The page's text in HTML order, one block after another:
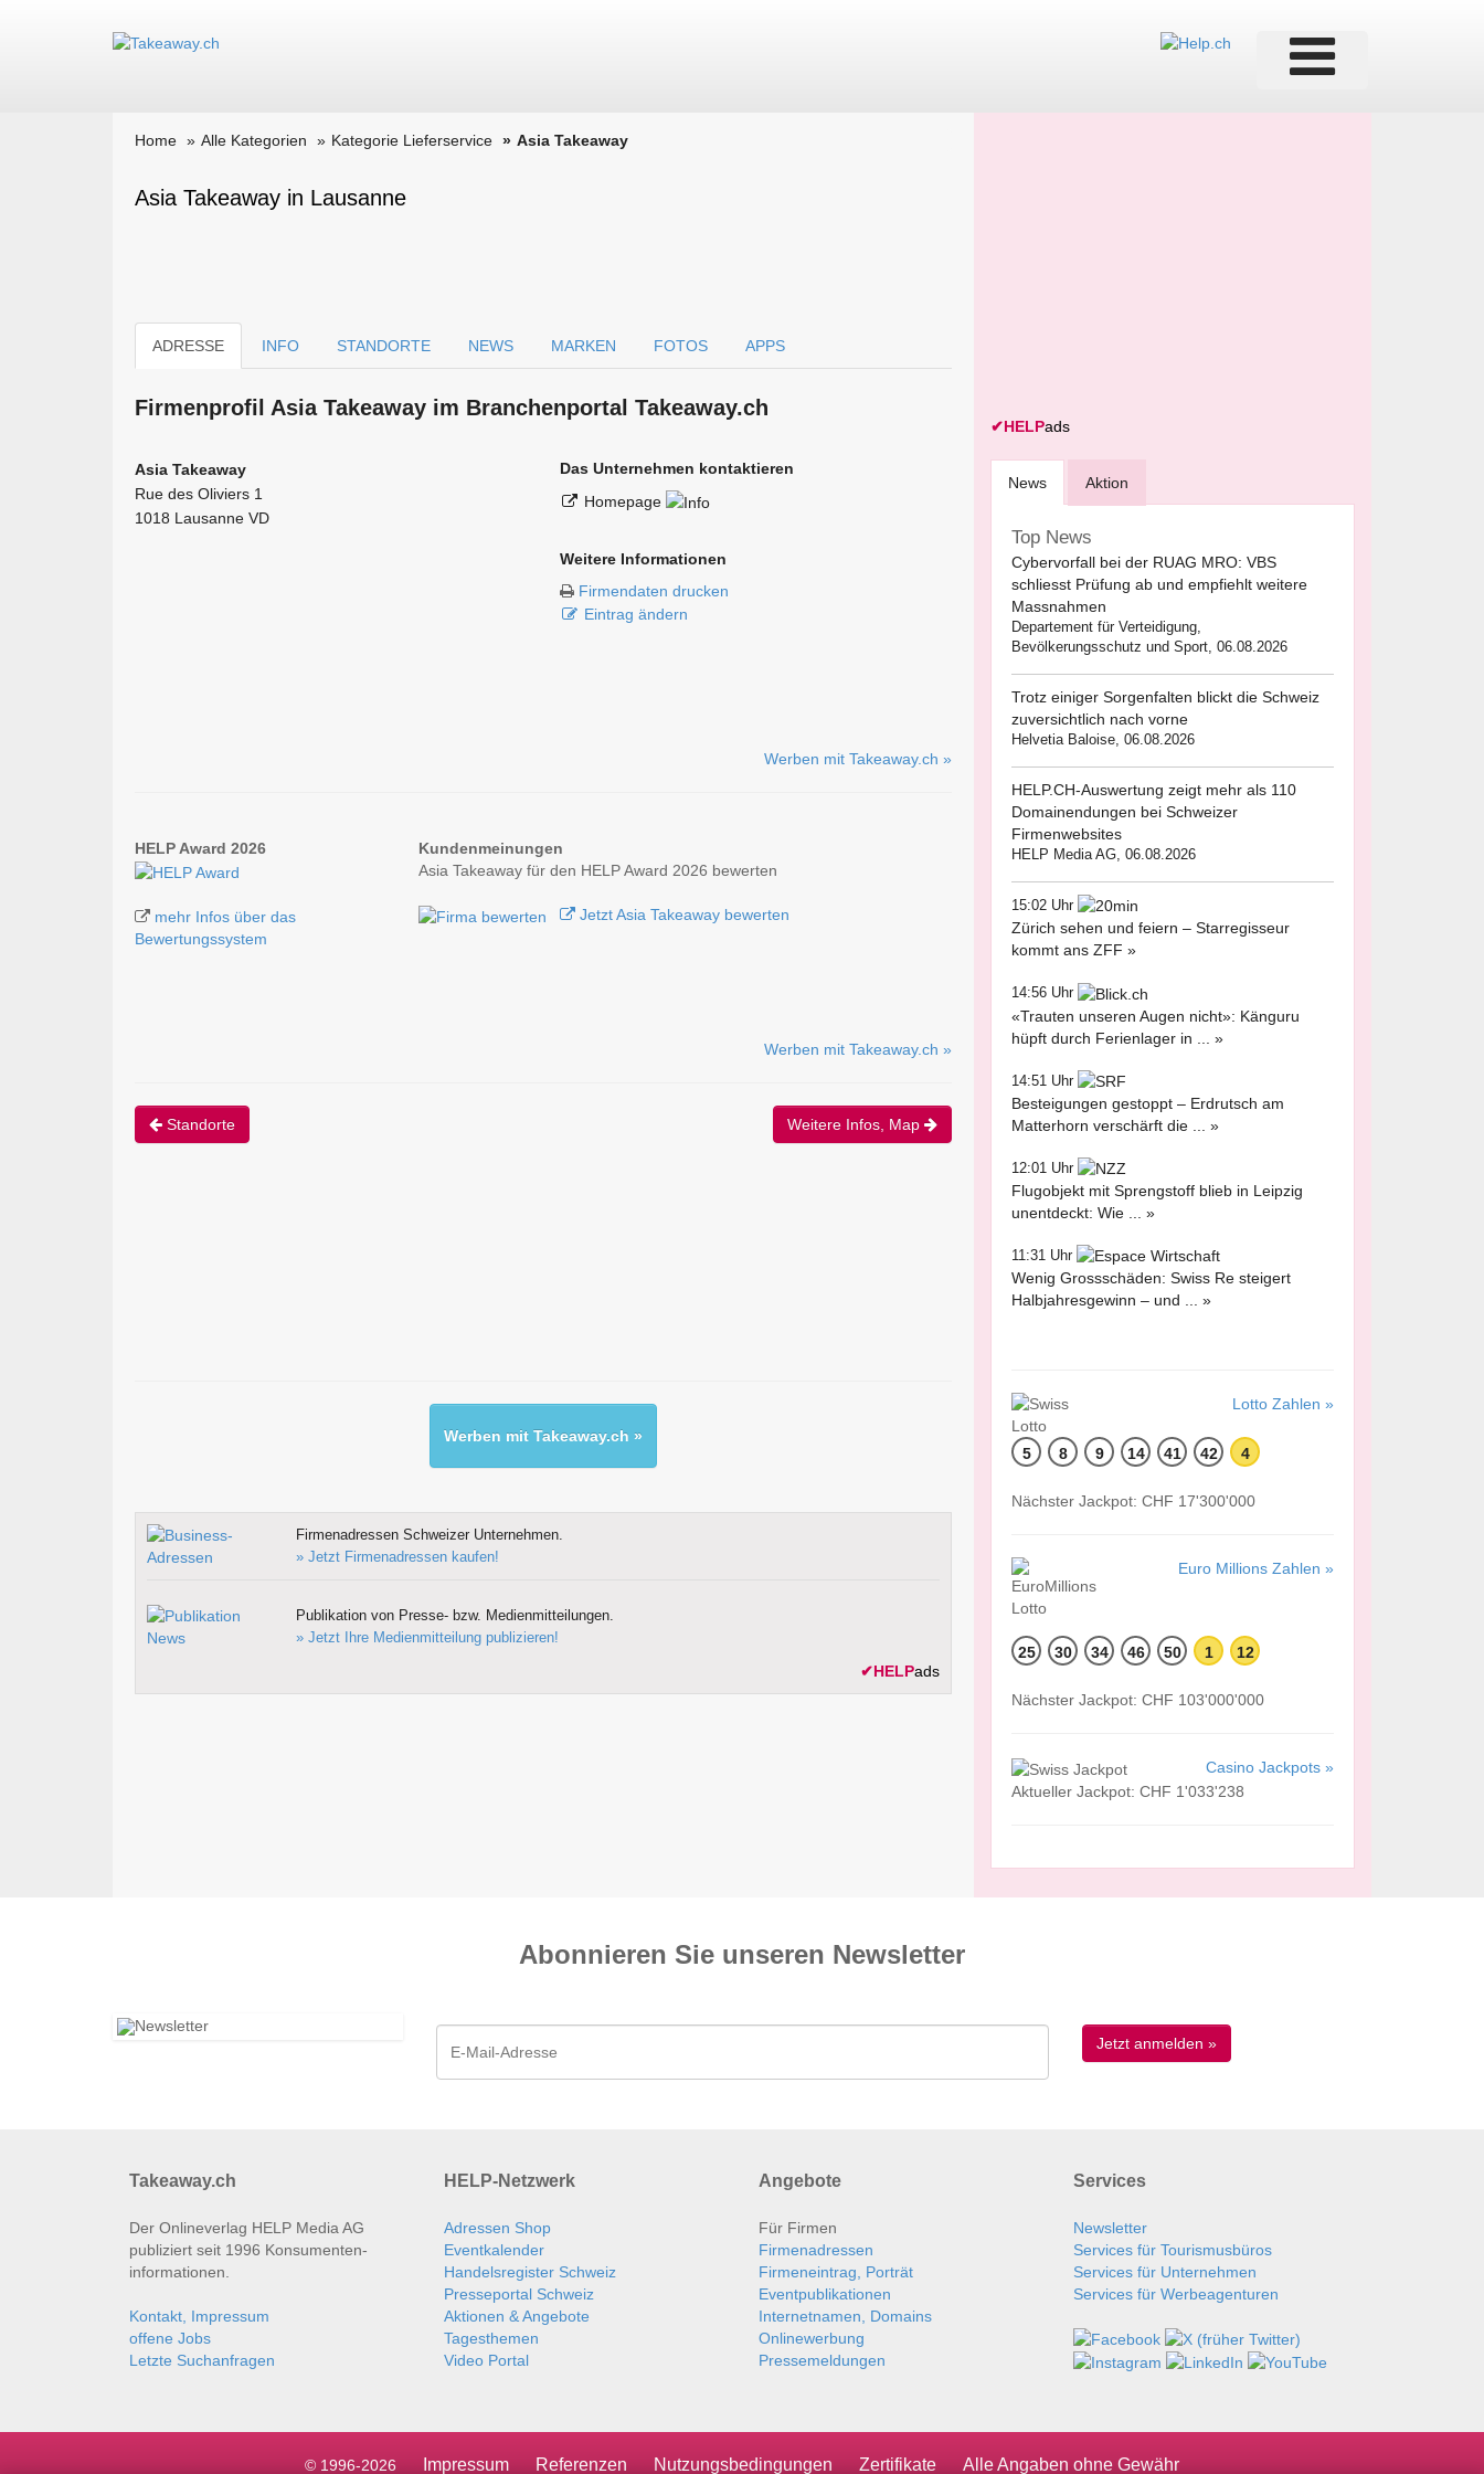
Home Alle Kategorien Kategorie Lieferservice Asia Takeaway
Asia Takeaway in Lausanne
ADRESSE INFO STANDORTE NEWS MARKEN FOTOS APPS
Firmen­profil Asia Takeaway im Branchen­portal Takeaway.ch
Asia Takeaway
Rue des Oliviers 1
1018 Lausanne VD
Das Unternehmen kontaktieren
Homepage
Weitere Informationen
Firmendaten drucken
Eintrag ändern
Werben mit Takeaway.ch »
HELP Award 2026
mehr Infos über das
Bewertungssystem
Kundenmeinungen
Asia Takeaway für den HELP Award 2026 bewerten
Jetzt Asia Takeaway bewerten
Werben mit Takeaway.ch »
Standorte Weitere Infos, Map
Werben mit Takeaway.ch »
Firmenadressen Schweizer Unternehmen.
» Jetzt Firmenadressen kaufen!
Publikation von Presse- bzw. Medienmitteilungen.
» Jetzt Ihre Medienmitteilung publizieren!
✔HELPads
✔HELPads
News Aktion
Top News
Cybervorfall bei der RUAG MRO: VBS
schliesst Prüfung ab und empfiehlt weitere
Massnahmen
Departement für Verteidigung,
Bevölkerungsschutz und Sport, 06.08.2026
Trotz einiger Sorgenfalten blickt die Schweiz
zuversichtlich nach vorne
Helvetia Baloise, 06.08.2026
HELP.CH-Auswertung zeigt mehr als 110
Domainendungen bei Schweizer
Firmenwebsites
HELP Media AG, 06.08.2026
15:02 Uhr
Zürich sehen und feiern – Starregisseur
kommt ans ZFF »
14:56 Uhr
«Trauten unseren Augen nicht»: Känguru
hüpft durch Ferienlager in ... »
14:51 Uhr
Besteigungen gestoppt – Erdrutsch am
Matterhorn verschärft die ... »
12:01 Uhr
Flugobjekt mit Sprengstoff blieb in Leipzig
unentdeckt: Wie ... »
11:31 Uhr
Wenig Grossschäden: Swiss Re steigert
Halbjahresgewinn – und ... »
Lotto Zahlen »
5 8 9 14 41 42 4
Nächster Jackpot: CHF 17'300'000
Euro Millions Zahlen »
25 30 34 46 50 1 12
Nächster Jackpot: CHF 103'000'000
Casino Jackpots »
Aktueller Jackpot: CHF 1'033'238
Abonnieren Sie unseren News­letter
Takeaway.ch
Der Onlineverlag HELP Media AG
publiziert seit 1996 Konsumenten­
informationen.
Kontakt, Impressum
offene Jobs
Letzte Suchanfragen
HELP-Netzwerk
Adressen Shop
Eventkalender
Handelsregister Schweiz
Presseportal Schweiz
Aktionen & Angebote
Tagesthemen
Video Portal
Angebote
Für Firmen
Firmenadressen
Firmeneintrag, Porträt
Eventpublikationen
Internetnamen, Domains
Onlinewerbung
Pressemeldungen
Services
Newsletter
Services für Tourismusbüros
Services für Unternehmen
Services für Werbeagenturen
© 1996-2026 Impressum Referenzen Nutzungsbedingungen Zertifikate Alle Angaben ohne Gewähr